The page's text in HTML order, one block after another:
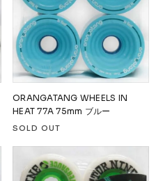
ORANGATANG WHEELS IN
HEAT 77A 75mm ブルー
SOLD OUT